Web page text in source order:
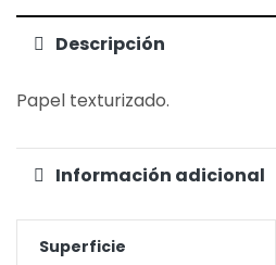
Descripción
Papel texturizado.
Información adicional
Superficie